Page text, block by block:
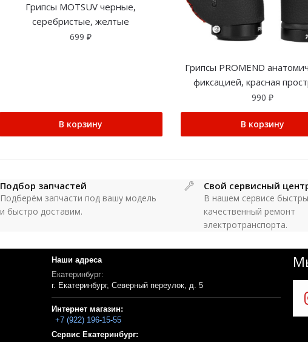
Грипсы MOTSUV черные,
серебристые, желтые
699₽
В корзину
Грипсы PROMEND
фиксацией, красная
990₽
В корзину
Подбор запчастей
Подберём запчасти под вашу модель
и быстро доставим.
Свой сервисный
В нашем сервисе
качественный ремонт
электротранспорта.
Наши адреса
Екатеринбург:
г. Екатеринбург, Северный переулок, д. 5
Интернет магазин:
+7 (922) 196-15-55
Сервис Екатеринбург: